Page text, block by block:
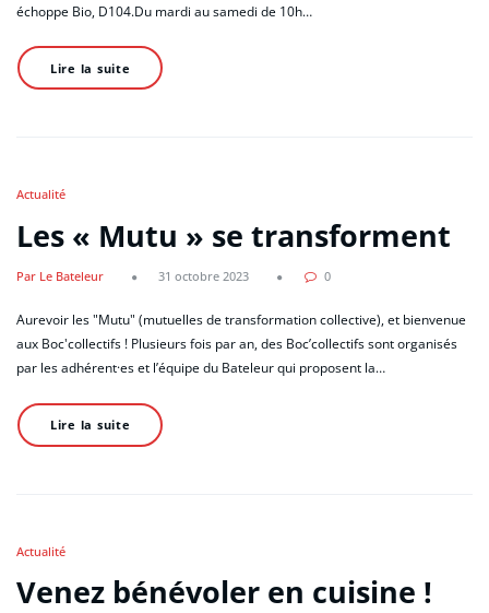
échoppe Bio, D104.Du mardi au samedi de 10h…
Lire la suite
Actualité
Les « Mutu » se transforment
Par Le Bateleur 31 octobre 2023 0
Aurevoir les "Mutu" (mutuelles de transformation collective), et bienvenue
aux Boc'collectifs ! Plusieurs fois par an, des Boc’collectifs sont organisés
par les adhérent·es et l’équipe du Bateleur qui proposent la…
Lire la suite
Actualité
Venez bénévoler en cuisine !